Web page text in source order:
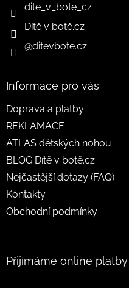
dite_v_bote_cz
Dítě v botě.cz
@ditevbote.cz
Informace pro vás
Doprava a platby
REKLAMACE
ATLAS dětských nohou
BLOG Dítě v botě.cz
Nejčastější dotazy (FAQ)
Kontakty
Obchodní podmínky
Přijímáme online platby